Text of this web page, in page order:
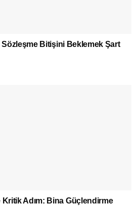
Sözleşme Bitişini Beklemek Şart
Adım: Bina Güçlendirme